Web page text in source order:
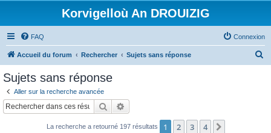
Korvigelloù An DROUIZIG
FAQ Connexion
Accueil du forum Rechercher Sujets sans réponse
Sujets sans réponse
Aller sur la recherche avancée
Rechercher
La recherche a retourné 197 résultats 1 2 3 4